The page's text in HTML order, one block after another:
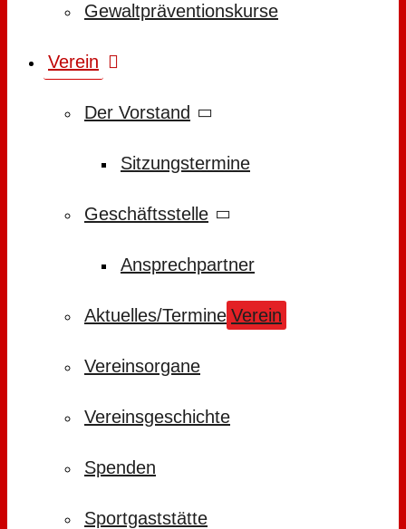
Gewaltpräventionskurse
Verein
Der Vorstand
Sitzungstermine
Geschäftsstelle
Ansprechpartner
Aktuelles/Termine Verein
Vereinsorgane
Vereinsgeschichte
Spenden
Sportgaststätte